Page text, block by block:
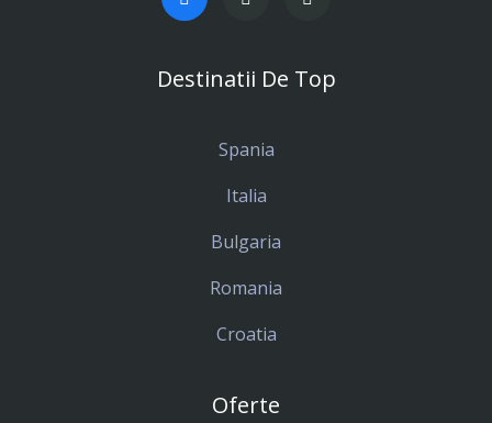
Destinatii De Top
Spania
Italia
Bulgaria
Romania
Croatia
Oferte